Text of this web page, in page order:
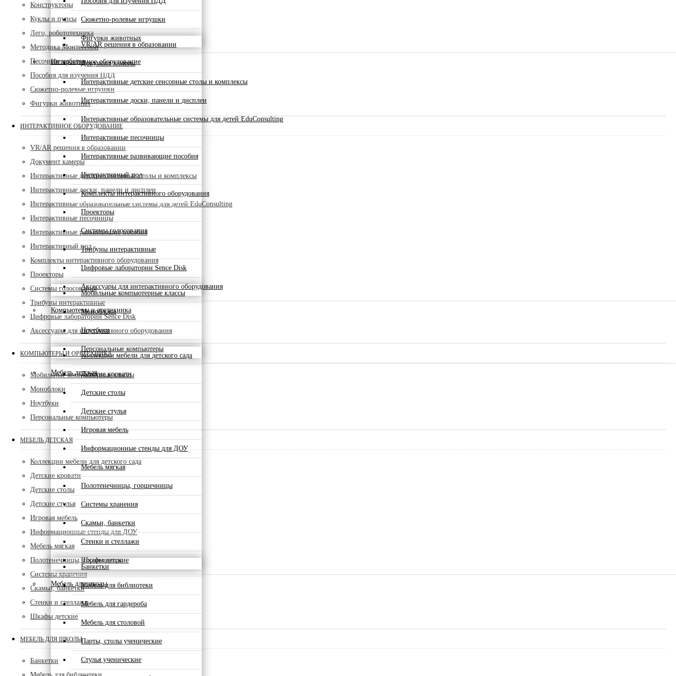
Сюжетно-ролевые игрушки
Фигурки животных
Интерактивное оборудование
VR/AR решения в образовании
Документ камеры
Интерактивные детские сенсорные столы и комплексы
Интерактивные доски, панели и дисплеи
Интерактивные образовательные системы для детей EduConsulting
Интерактивные песочницы
Интерактивные развивающие пособия
Интерактивный пол
Комплекты интерактивного оборудования
Проекторы
Системы голосования
Трибуны интерактивные
Цифровые лаборатории Sence Disk
Аксессуары для интерактивного оборудования
Компьютеры и оргтехника
Мобильные компьютерные классы
Моноблоки
Ноутбуки
Персональные компьютеры
Мебель детская
Коллекции мебели для детского сада
Детские кровати
Детские столы
Детские стулья
Игровая мебель
Информационные стенды для ДОУ
Мебель мягкая
Полотенечницы, горшечницы
Системы хранения
Скамьи, банкетки
Стенки и стеллажи
Шкафы детские
Мебель для школы
Банкетки
Мебель для библиотеки
Мебель для гардероба
Мебель для столовой
Парты, столы ученические
Стулья ученические
Конструкторы
Куклы и пупсы
Лего, робототехника
Методика Монтессори
Песочные наборы
Пособия для изучения ПДД
Сюжетно-ролевые игрушки
Фигурки животных
ИНТЕРАКТИВНОЕ ОБОРУДОВАНИЕ
VR/AR решения в образовании
Документ камеры
Интерактивные детские сенсорные столы и комплексы
Интерактивные доски, панели и дисплеи
Интерактивные образовательные системы для детей EduConsulting
Интерактивные песочницы
Интерактивные развивающие пособия
Интерактивный пол
Комплекты интерактивного оборудования
Проекторы
Системы голосования
Трибуны интерактивные
Цифровые лаборатории Sence Disk
Аксессуары для интерактивного оборудования
КОМПЬЮТЕРЫ И ОРГТЕХНИКА
Мобильные компьютерные классы
Моноблоки
Ноутбуки
Персональные компьютеры
МЕБЕЛЬ ДЕТСКАЯ
Коллекции мебели для детского сада
Детские кровати
Детские столы
Детские стулья
Игровая мебель
Информационные стенды для ДОУ
Мебель мягкая
Полотенечницы, горшечницы
Системы хранения
Скамьи, банкетки
Стенки и стеллажи
Шкафы детские
МЕБЕЛЬ ДЛЯ ШКОЛЫ
Банкетки